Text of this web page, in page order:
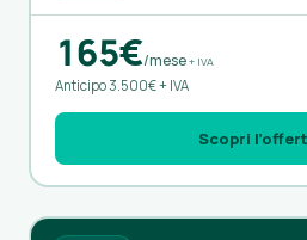
165€/mese+ IVA
Anticipo 3.500€ + IVA
Scopri